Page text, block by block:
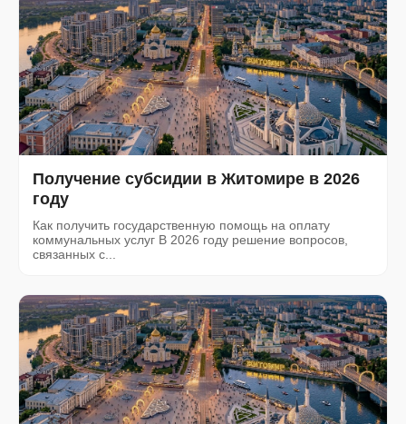
Получение субсидии в Житомире в 2026
году
Как получить государственную помощь на оплату
коммунальных услуг В 2026 году решение вопросов,
связанных с...